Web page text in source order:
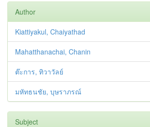
Author
Kiattiyakul, Chaiyathad
Mahatthanachai, Chanin
ต๊ะการ, ทิวาวัลย์
มหัทธนชัย, บุษราภรณ์
Subject